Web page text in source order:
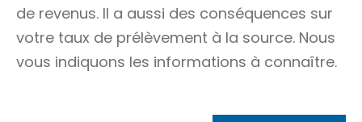
de revenus. Il a aussi des conséquences sur
votre taux de prélèvement à la source. Nous
vous indiquons les informations à connaître.